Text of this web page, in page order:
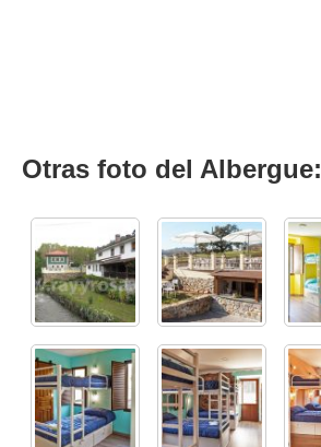
Otras foto del Albergue: